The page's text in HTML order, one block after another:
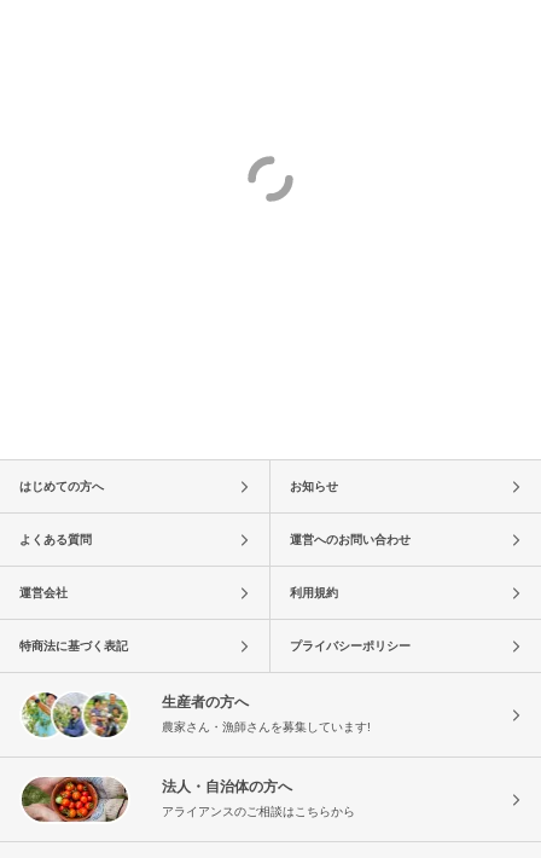
はじめての方へ お知らせ
よくある質問 運営へのお問い合わせ
運営会社 利用規約
特商法に基づく表記 プライバシーポリシー
生産者の方へ
農家さん・漁師さんを募集しています!
法人・自治体の方へ
アライアンスのご相談はこちらから